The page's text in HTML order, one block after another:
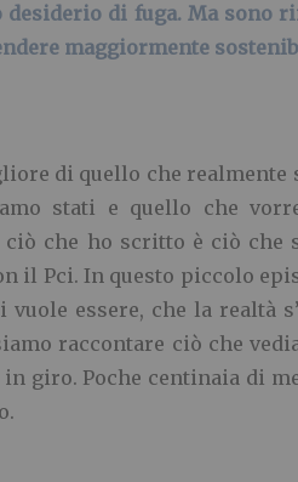
di fuga. Ma sono
maggiormente
di quello che realmente
stati e quello che
che ho scritto è ciò che
il Pci. In questo piccolo
essere, che la realtà
raccontare ciò che
giro. Poche centinaia di